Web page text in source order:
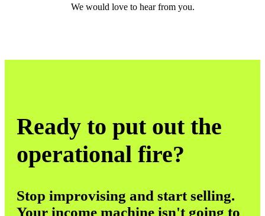
We would love to hear from you.
Ready to put out the
operational fire?
Stop improvising and start selling.
Your income machine isn't going to